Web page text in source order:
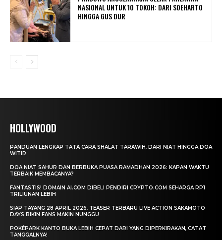
NASIONAL UNTUK 10 TOKOH: DARI SOEHARTO
HINGGA GUS DUR
HOLLYWOOD
PANDUAN LENGKAP TATA CARA SHALAT TARAWIH, DARI NIAT HINGGA DOA
WITIR
DOA NIAT SAHUR DAN BERBUKA PUASA RAMADHAN 2026: KAPAN WAKTU
TERBAIK MEMBACANYA?
FANTASTIS! DOMAIN AI.COM DIBELI PENDIRI CRYPTO.COM SEHARGA RP1
TRILIUNAN LEBIH
SIAP TAYANG 28 APRIL 2026, TEASER TERBARU LIVE ACTION SAKAMOTO
DAYS BIKIN FANS MAKIN NUNGGU
POKÉPARK KANTO BUKA LEBIH CEPAT DARI YANG DIPERKIRAKAN, CATAT
TANGGALNYA!